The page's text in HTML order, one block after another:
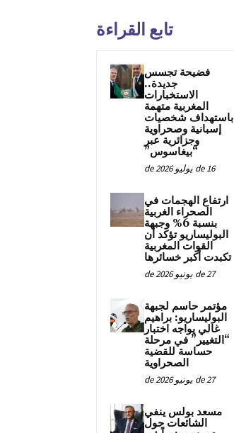
تابع القراءة
فضيحة تجسس
جديدة..
الاستخبارات
المغربية متهمة
باستهداف شخصيات
إسبانية وصحراوية
وجزائرية عبر
“بيغاسوس”
16 de يوليو de 2026
ارتفاع الهجمات في
الصحراء الغربية
بنسبة 6% وجبهة
البوليساريو تؤكد أن
القوات المغربية
تكبدت أكبر خسائرها
27 de يونيو de 2026
مؤتمر حاسم لجبهة
البوليساريو: براهيم
غالي يواجه اختبار
“التغيير” في مرحلة
حساسة للقضية
الصحراوية
27 de يونيو de 2026
مسعد بولس ينفي
الشائعات حول